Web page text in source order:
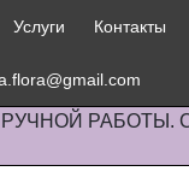
Услуги Контакты
РАБОТЫ.